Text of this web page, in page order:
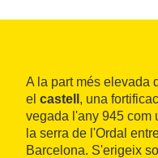
A la part més elevada
el castell , una
vegada l'any 945 com
la serra de l'Ordal
Barcelona. S'erigeix